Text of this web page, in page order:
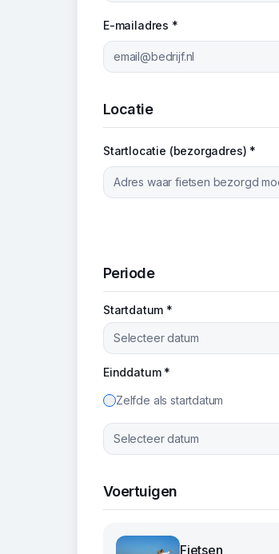
E-mailadres *
Locatie
Startlocatie (bezorgadres) *
Periode
Startdatum *
Selecteer datum
Einddatum *
Zelfde als startdatum
Selecteer datum
Voertuigen
Fietsen